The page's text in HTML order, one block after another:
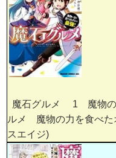
魔石グルメ 1 魔物の
ルメ 魔物の力を食べた
スエイジ)